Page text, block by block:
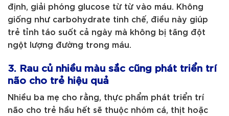
định, giải phóng glucose từ từ vào máu. Không
giống như carbohydrate tinh chế, điều này giúp
trẻ tỉnh táo suốt cả ngày mà không bị tăng đột
ngột lượng đường trong máu.
3. Rau củ nhiều màu sắc cũng phát triển trí
não cho trẻ hiệu quả
Nhiều ba mẹ cho rằng, thực phẩm phát triển trí
não cho trẻ hầu hết sẽ thuộc nhóm cá, thịt hoặc